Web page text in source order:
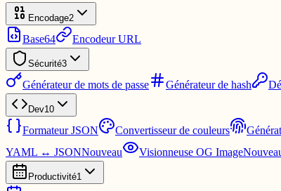
Encodage2
Base64 Encodeur URL
Sécurité3
Générateur de mots de passe Générateur de hash
Dev10
Formateur JSON Convertisseur de couleurs
YAML ↔ JSONNouveau Visionneuse OG Image
Productivité1